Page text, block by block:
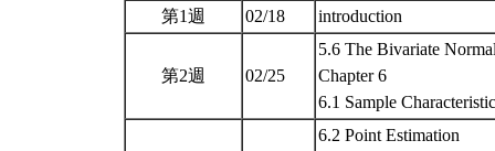
第1週
02/18 introduction
第2週 02/25
5.6 The Bivariate
Chapter 6
6.1 Sample
6.2 Point Estimation